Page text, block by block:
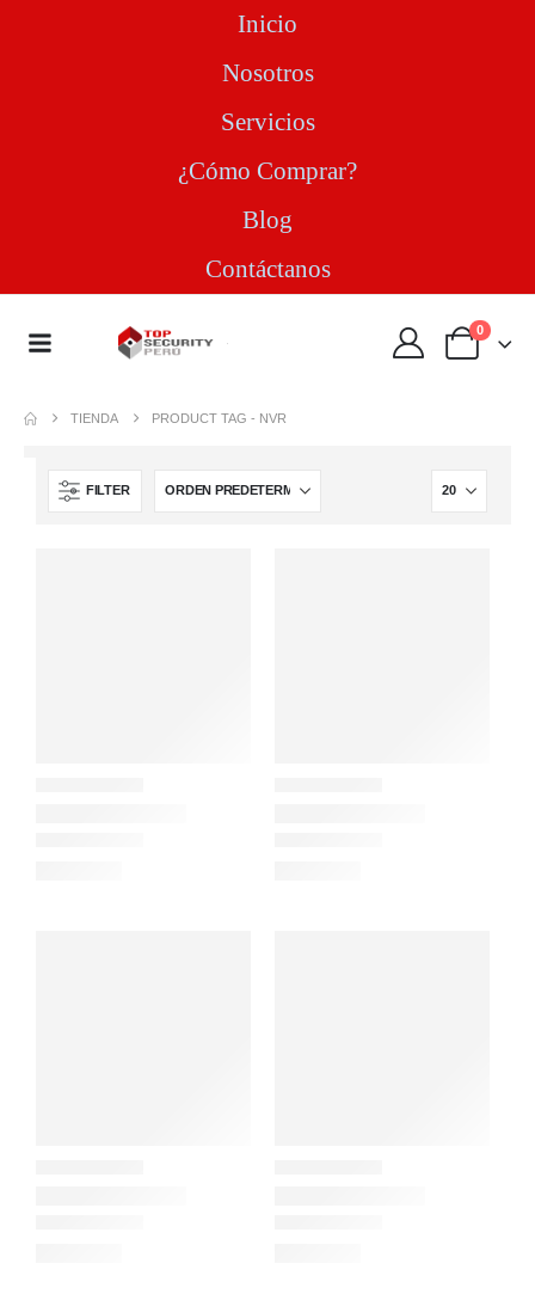
Inicio
Nosotros
Servicios
¿Cómo Comprar?
Blog
Contáctanos
0
TIENDA PRODUCT TAG - NVR
FILTER